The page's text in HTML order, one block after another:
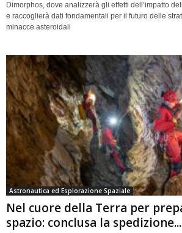
Dimorphos, dove analizzerà gli effetti dell’impatto
e raccoglierà dati fondamentali per il futuro delle
minacce asteroidali
Astronautica ed Esplorazione Spaziale
Nel cuore della Terra per
spazio: conclusa la spedizione...